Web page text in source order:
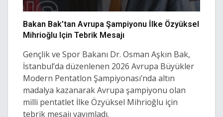
Bakan Bak’tan Avrupa Şampiyonu İlke Özyüksel
Mihrioğlu Için Tebrik Mesajı
Gençlik ve Spor Bakanı Dr. Osman Aşkın Bak,
İstanbul’da düzenlenen 2026 Avrupa Büyükler
Modern Pentatlon Şampiyonası’nda altın
madalya kazanarak Avrupa şampiyonu olan
milli pentatlet İlke Özyüksel Mihrioğlu için
tebrik mesajı yayımladı.